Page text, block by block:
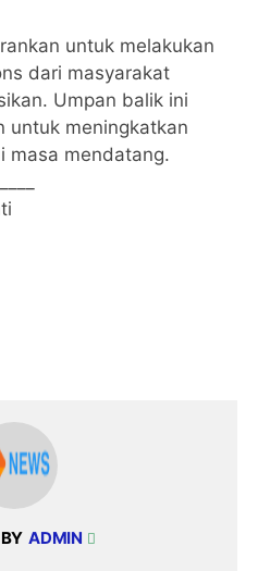
untuk melakukan
dari masyarakat
Umpan balik ini
untuk meningkatkan
masa mendatang.
ADMIN